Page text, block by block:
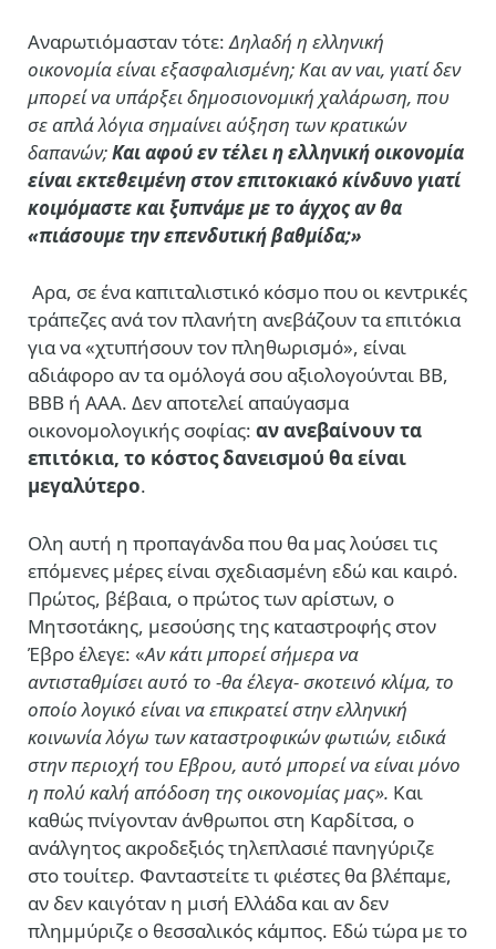
Αναρωτιόμασταν τότε:Δηλαδή η ελληνική
οικονομία είναι εξασφαλισμένη; Και αν ναι, γιατί δεν
μπορεί να υπάρξει δημοσιονομική χαλάρωση, που
σε απλά λόγια σημαίνει αύξηση των κρατικών
δαπανών;Και αφού εν τέλει η ελληνική οικονομία
είναι εκτεθειμένη στον επιτοκιακό κίνδυνο γιατί
κοιμόμαστε και ξυπνάμε με το άγχος αν θα
«πιάσουμε την επενδυτική βαθμίδα;»
Αρα, σε ένα καπιταλιστικό κόσμο που οι κεντρικές
τράπεζες ανά τον πλανήτη ανεβάζουν τα επιτόκια
για να «χτυπήσουν τον πληθωρισμό», είναι
αδιάφορο αν τα ομόλογά σου αξιολογούνται ΒΒ,
ΒΒΒ ή ΑΑΑ. Δεν αποτελεί απαύγασμα
οικονομολογικής σοφίας: αν ανεβαίνουν τα
επιτόκια, το κόστος δανεισμού θα είναι
μεγαλύτερο.
Ολη αυτή η προπαγάνδα που θα μας λούσει τις
επόμενες μέρες είναι σχεδιασμένη εδώ και καιρό.
Πρώτος, βέβαια, ο πρώτος των αρίστων, ο
Μητσοτάκης, μεσούσης της καταστροφής στον
Έβρο έλεγε: «Αν κάτι μπορεί σήμερα να
αντισταθμίσει αυτό το -θα έλεγα- σκοτεινό κλίμα, το
οποίο λογικό είναι να επικρατεί στην ελληνική
κοινωνία λόγω των καταστροφικών φωτιών, ειδικά
στην περιοχή του Εβρου, αυτό μπορεί να είναι μόνο
η πολύ καλή απόδοση της οικονομίας μας». Και
καθώς πνίγονταν άνθρωποι στη Καρδίτσα, ο
ανάλγητος ακροδεξιός τηλεπλασιέ πανηγύριζε
στο τουίτερ. Φανταστείτε τι φιέστες θα βλέπαμε,
αν δεν καιγόταν η μισή Ελλάδα και αν δεν
πλημμύριζε ο θεσσαλικός κάμπος. Εδώ τώρα με το